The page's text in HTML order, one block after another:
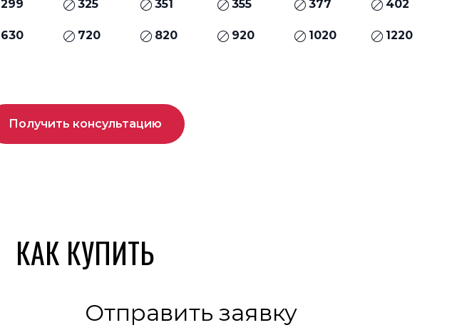
299 325 351 355 377 402
630 720 820 920 1020 1220
Получить консультацию
КАК КУПИТЬ
Отправить заявку